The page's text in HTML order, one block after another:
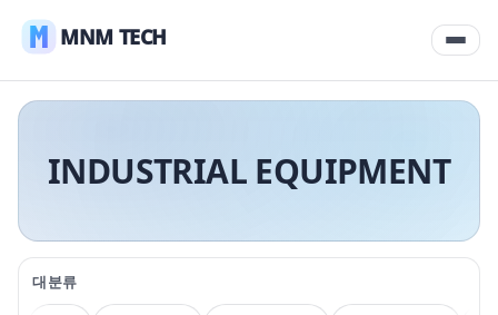
MNM TECH
INDUSTRIAL EQUIPMENT
대분류